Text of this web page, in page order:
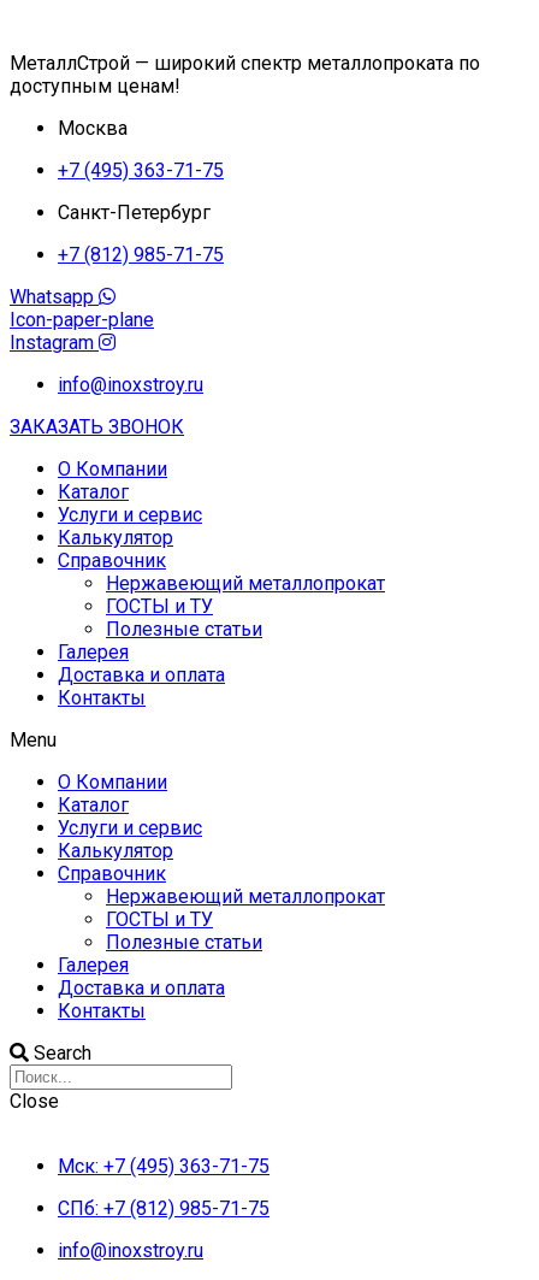
МеталлСтрой — широкий спектр металлопроката по
доступным ценам!
Москва
+7 (495) 363-71-75
Санкт-Петербург
+7 (812) 985-71-75
Whatsapp
Icon-paper-plane
Instagram
info@inoxstroy.ru
ЗАКАЗАТЬ ЗВОНОК
О Компании
Каталог
Услуги и сервис
Калькулятор
Справочник
Нержавеющий металлопрокат
ГОСТЫ и ТУ
Полезные статьи
Галерея
Доставка и оплата
Контакты
Menu
О Компании
Каталог
Услуги и сервис
Калькулятор
Справочник
Нержавеющий металлопрокат
ГОСТЫ и ТУ
Полезные статьи
Галерея
Доставка и оплата
Контакты
Search
Close
Мск: +7 (495) 363-71-75
СПб: +7 (812) 985-71-75
info@inoxstroy.ru